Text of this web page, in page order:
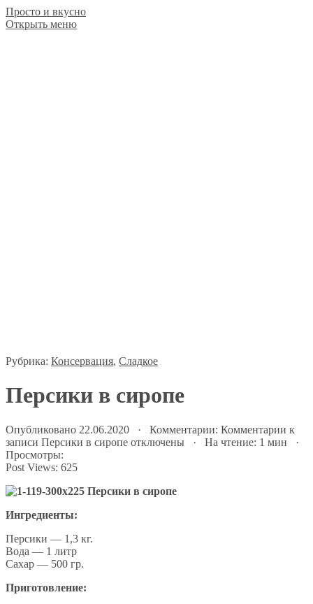
Просто и вкусно
Открыть меню
Рубрика: Консервация, Сладкое
Персики в сиропе
Опубликовано 22.06.2020 · Комментарии: Комментарии к
записи Персики в сиропе отключены · На чтение: 1 мин ·
Просмотры:
Post Views: 625
Ингредиенты:
Персики — 1,3 кг.
Вода — 1 литр
Сахар — 500 гр.
Приготовление: